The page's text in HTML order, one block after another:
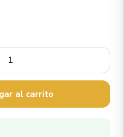
al carrito